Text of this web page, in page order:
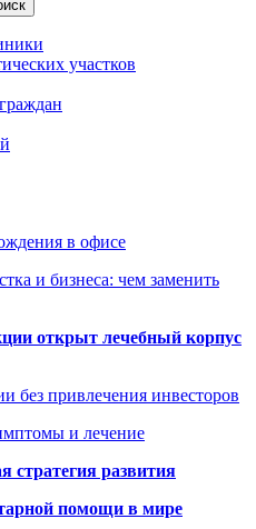
участков
в офисе
и бизнеса: чем заменить
открыт лечебный корпус
без привлечения инвесторов
и лечение
стратегия развития
помощи в мире